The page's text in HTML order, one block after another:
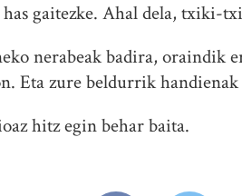
gaitezke. Ahal dela, txiki-
nerabeak badira, oraindik
Eta zure beldurrik
hitz egin behar baita.